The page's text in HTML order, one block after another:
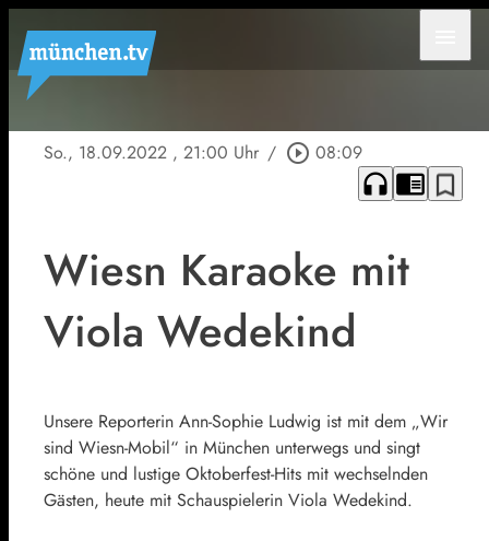
So., 18.09.2022 , 21:00 Uhr / play_circle_outline 08:09
headphones chrome_reader_mode bookmark_border
Wiesn Karaoke mit
Viola Wedekind
Unsere Reporterin Ann-Sophie Ludwig ist mit dem „Wir
sind Wiesn-Mobil“ in München unterwegs und singt
schöne und lustige Oktoberfest-Hits mit wechselnden
Gästen, heute mit Schauspielerin Viola Wedekind.